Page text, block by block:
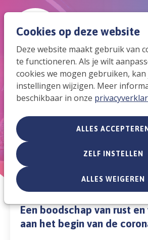
Cookies op deze website
Deze website maakt gebruik van
te functioneren. Als je wilt
cookies we mogen gebruiken,
instellingen wijzigen. Meer
beschikbaar in onze
ALLES ACCEPTEREN
ZELF INSTELLEN
ALLES WEIGEREN
Blik terug op de
Nationaal
Een boodschap van rust
aan het begin van de